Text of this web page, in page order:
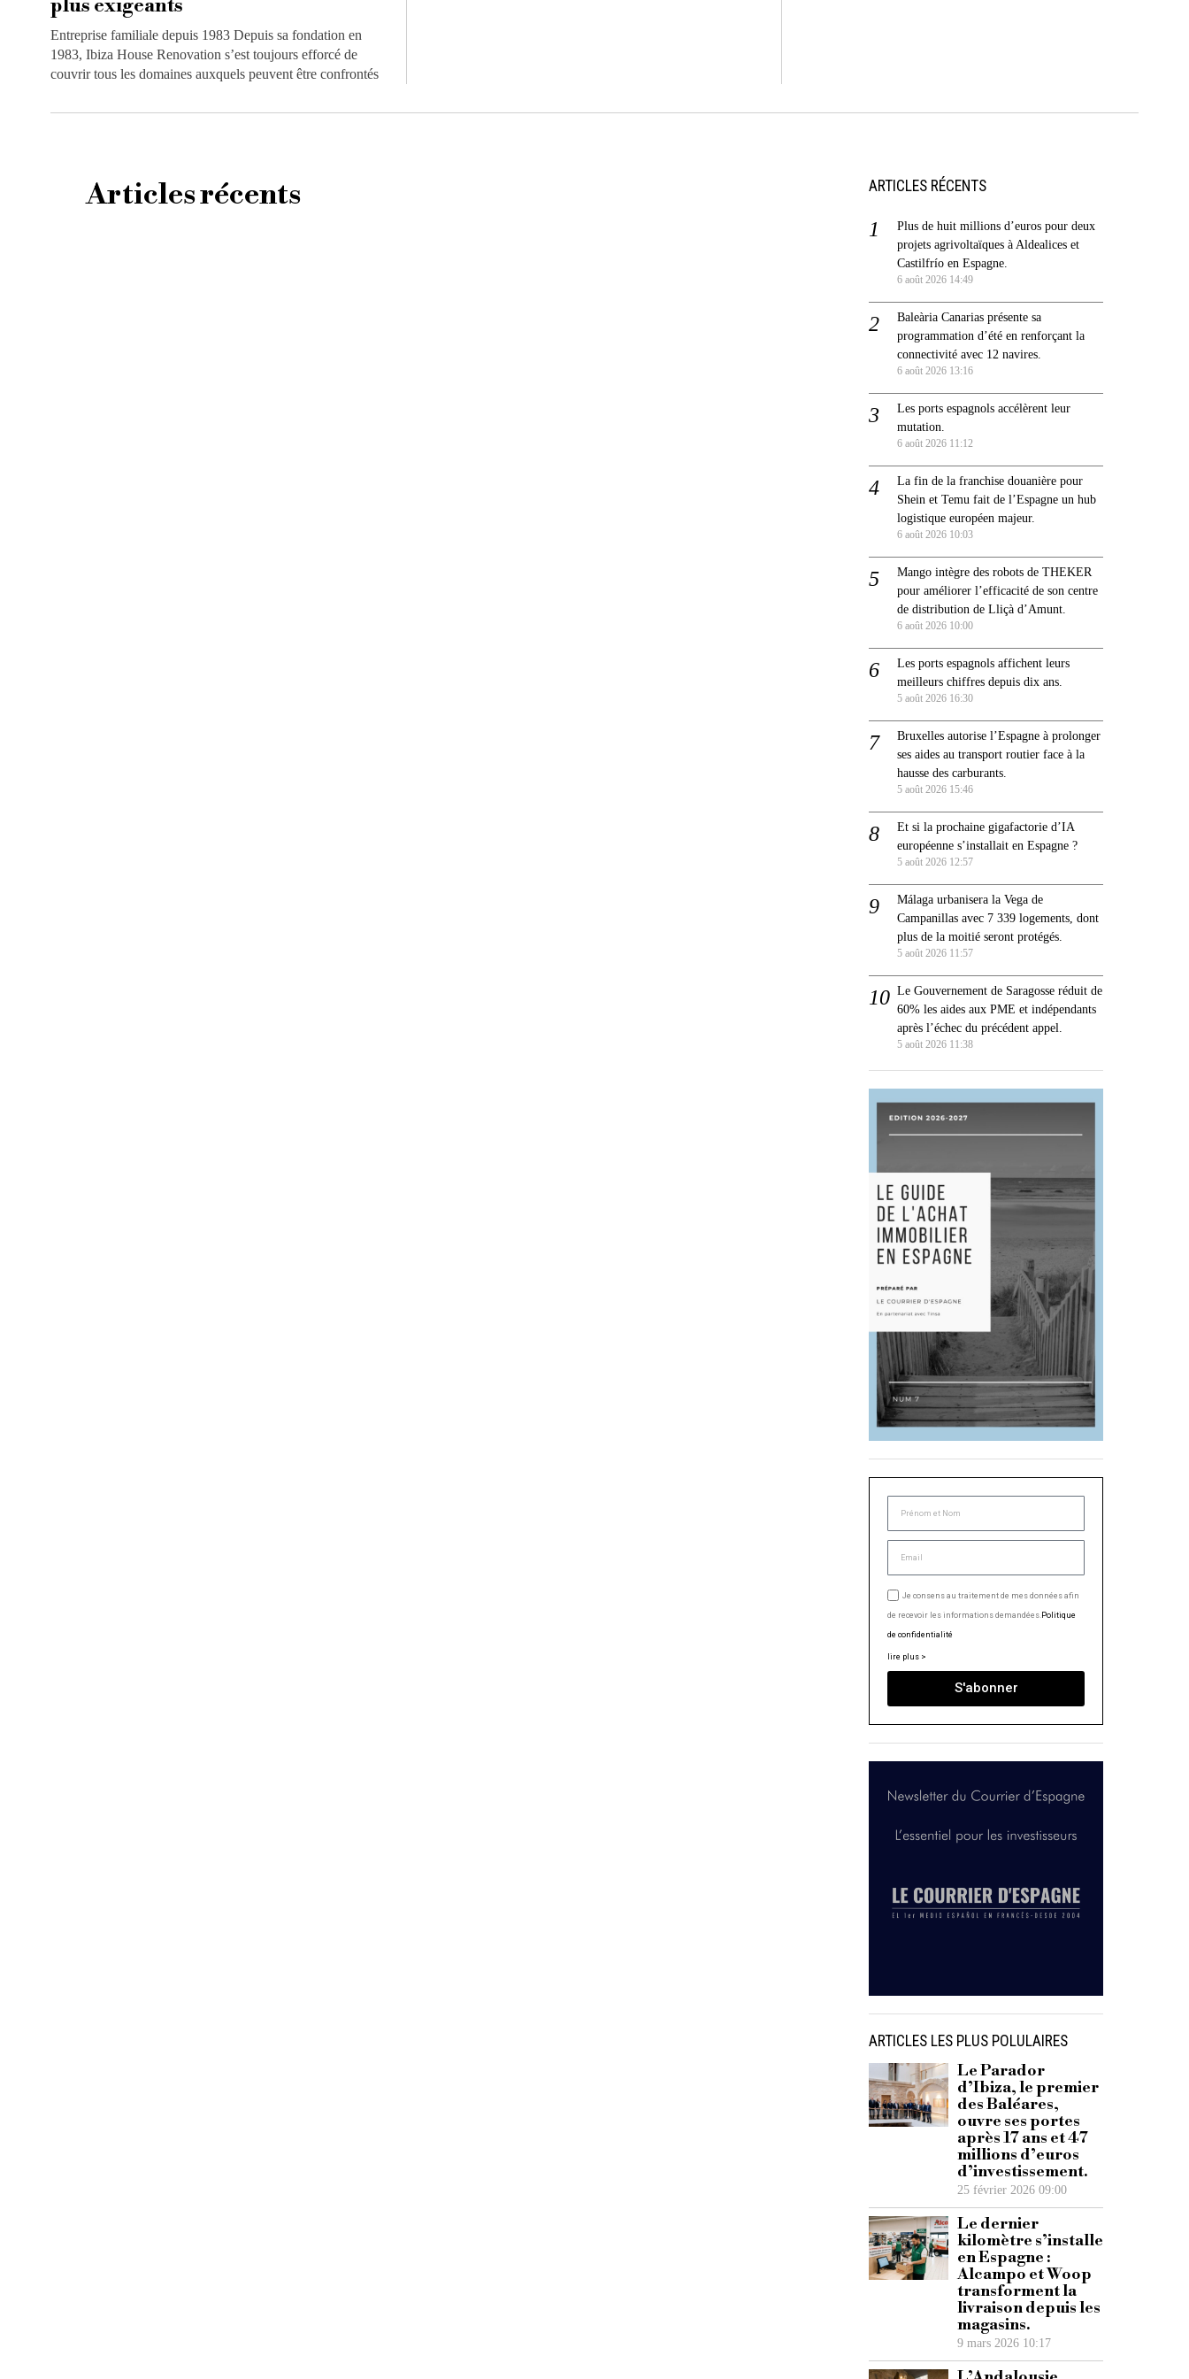
plus exigeants
Entreprise familiale depuis 1983 Depuis sa fondation en
1983, Ibiza House Renovation s’est toujours efforcé de
couvrir tous les domaines auxquels peuvent être confrontés
Articles récents ARTICLES RÉCENTS
Plus de huit millions d’euros pour deux
projets agrivoltaïques à Aldealices et
Castilfrío en Espagne.
6 août 2026 14:49
Baleària Canarias présente sa
programmation d’été en renforçant la
connectivité avec 12 navires.
6 août 2026 13:16
Les ports espagnols accélèrent leur
mutation.
6 août 2026 11:12
La fin de la franchise douanière pour
Shein et Temu fait de l’Espagne un hub
logistique européen majeur.
6 août 2026 10:03
Mango intègre des robots de THEKER
pour améliorer l’efficacité de son centre
de distribution de Lliçà d’Amunt.
6 août 2026 10:00
Les ports espagnols affichent leurs
meilleurs chiffres depuis dix ans.
5 août 2026 16:30
Bruxelles autorise l’Espagne à prolonger
ses aides au transport routier face à la
hausse des carburants.
5 août 2026 15:46
Et si la prochaine gigafactorie d’IA
européenne s’installait en Espagne ?
5 août 2026 12:57
Málaga urbanisera la Vega de
Campanillas avec 7 339 logements, dont
plus de la moitié seront protégés.
5 août 2026 11:57
Le Gouvernement de Saragosse réduit de
60% les aides aux PME et indépendants
après l’échec du précédent appel.
5 août 2026 11:38
Je consens au traitement de mes données afin
de recevoir les informations demandées. Politique
de confidentialité
lire plus >
S'abonner
ARTICLES LES PLUS POLULAIRES
Le Parador
d’Ibiza, le premier
des Baléares,
ouvre ses portes
après 17 ans et 47
millions d’euros
d’investissement.
25 février 2026 09:00
Le dernier
kilomètre s’installe
en Espagne :
Alcampo et Woop
transforment la
livraison depuis les
magasins.
9 mars 2026 10:17